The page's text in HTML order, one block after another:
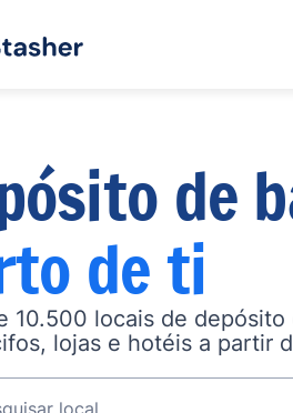
de
de ti
10.500 locais de
lojas e hotéis a partir